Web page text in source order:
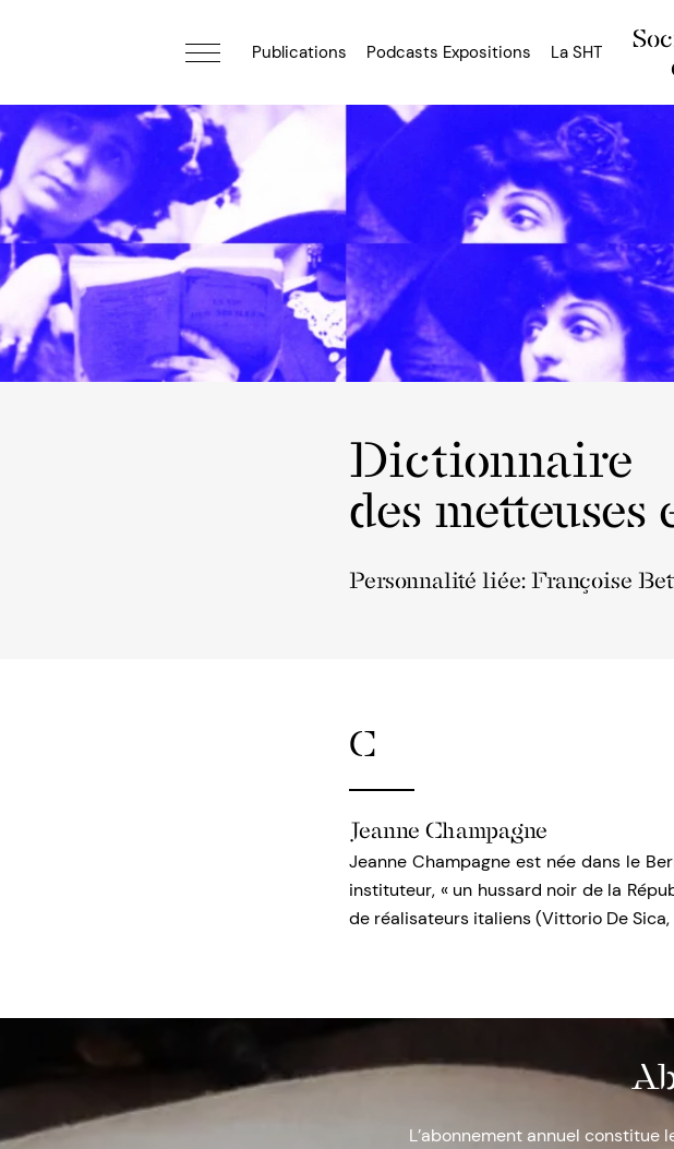
Publications Podcasts Expositions La SHT
Dictionnaire
des metteuses
Personnalité liée: Françoise
C
Jeanne Champagne
Jeanne Champagne est née dans le
instituteur, « un hussard noir de la
de réalisateurs italiens (Vittorio De
L’abonnement annuel